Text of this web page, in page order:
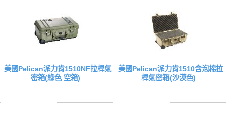
美國Pelican派力肯1510NF拉桿氣
密箱(綠色 空箱)
美國Pelican派力肯1510含泡棉拉
桿氣密箱(沙漠色)